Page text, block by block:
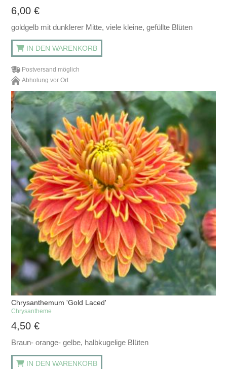
6,00€
goldgelb mit dunklerer Mitte, viele kleine, gefüllte Blüten
IN DEN WARENKORB
Postversand möglich
Abholung vor Ort
Chrysanthemum 'Gold Laced'
Chrysantheme
4,50€
Braun- orange- gelbe, halbkugelige Blüten
IN DEN WARENKORB